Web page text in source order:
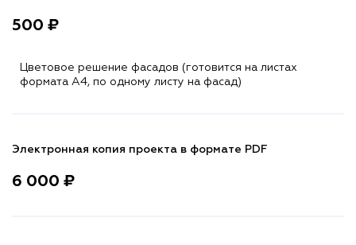
500 ₽
Цветовое решение фасадов (готовится на листах
формата A4, по одному листу на фасад)
Электронная копия проекта в формате PDF
6 000 ₽